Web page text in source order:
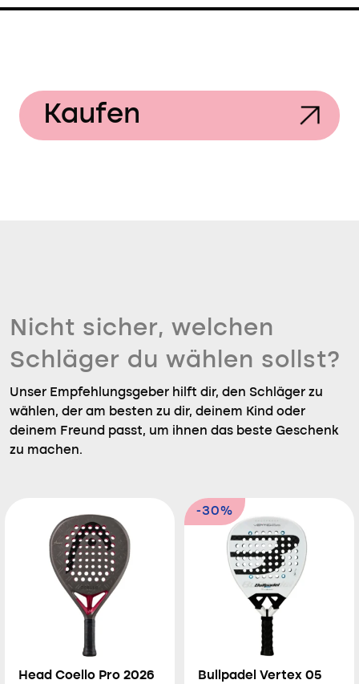
Kaufen
Nicht sicher, welchen
Schläger du wählen sollst?
Unser Empfehlungsgeber hilft dir, den Schläger zu
wählen, der am besten zu dir, deinem Kind oder
deinem Freund passt, um ihnen das beste Geschenk
zu machen.
Head Coello Pro 2026
-30%
Bullpadel Vertex 05